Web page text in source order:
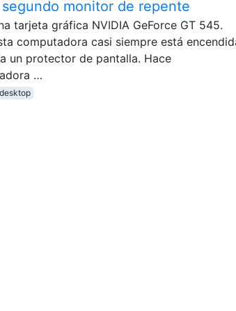
monitor de repente
tarjeta gráfica NVIDIA GeForce GT 545.
computadora casi siempre está
un protector de pantalla. Hace
…